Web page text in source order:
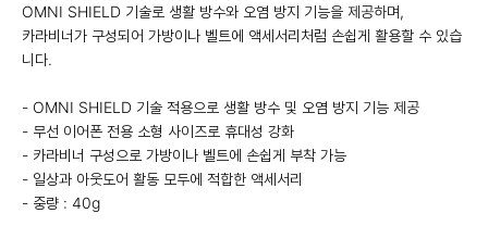
OMNI SHIELD 기술로 생활 방수와 오염 방지 기능을 제공하며,
카라비너가 구성되어 가방이나 벨트에 액세서리처럼 손쉽게 활용할 수 있습
니다.
- OMNI SHIELD 기술 적용으로 생활 방수 및 오염 방지 기능 제공
- 무선 이어폰 전용 소형 사이즈로 휴대성 강화
- 카라비너 구성으로 가방이나 벨트에 손쉽게 부착 가능
- 일상과 아웃도어 활동 모두에 적합한 액세서리
- 중량 : 40g